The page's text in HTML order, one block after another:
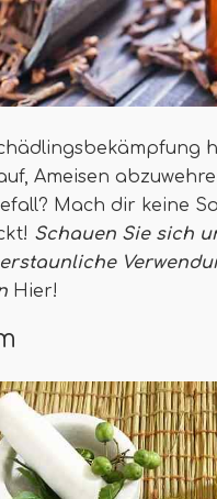
Ameisen
Mach dir keine
Schauen Sie sich
Hier!